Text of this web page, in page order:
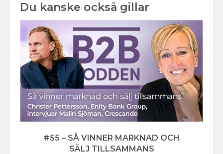
Du kanske också gillar
#55 – SÅ VINNER MARKNAD OCH
SÄLJ TILLSAMMANS